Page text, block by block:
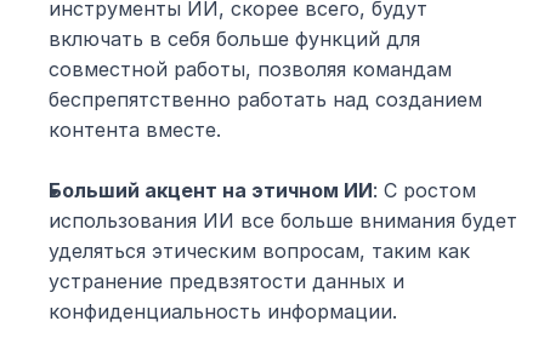
инструменты ИИ, скорее всего, будут
включать в себя больше функций для
совместной работы, позволяя командам
беспрепятственно работать над созданием
контента вместе.
Больший акцент на этичном ИИ: С ростом
использования ИИ все больше внимания будет
уделяться этическим вопросам, таким как
устранение предвзятости данных и
конфиденциальность информации.